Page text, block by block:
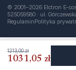
1213,00 zł
1031,05 zł
© 2001–2026 Elctron E-
525059580 · ul.
RegulaminPolityka